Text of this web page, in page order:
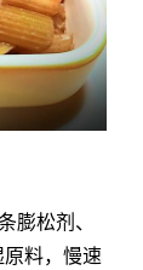
膨松剂、
料，慢速